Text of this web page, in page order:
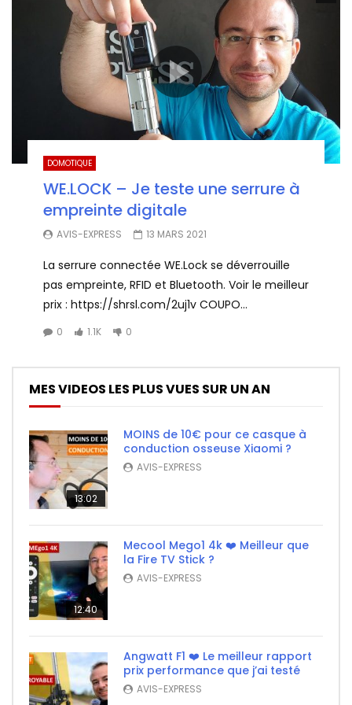
DOMOTIQUE
WE.LOCK – Je teste une serrure à
empreinte digitale
AVIS-EXPRESS 13 MARS 2021
La serrure connectée WE.Lock se déverrouille
pas empreinte, RFID et Bluetooth. Voir le meilleur
prix : https://shrsl.com/2uj1v COUPO...
0 1.1K 0
MES VIDEOS LES PLUS VUES SUR UN AN
13:02
MOINS de 10€ pour ce casque à
conduction osseuse Xiaomi ?
AVIS-EXPRESS
12:40
Mecool Mego1 4k ❤️ Meilleur que
la Fire TV Stick ?
AVIS-EXPRESS
Angwatt F1 ❤️ Le meilleur rapport
prix performance que j’ai testé
AVIS-EXPRESS